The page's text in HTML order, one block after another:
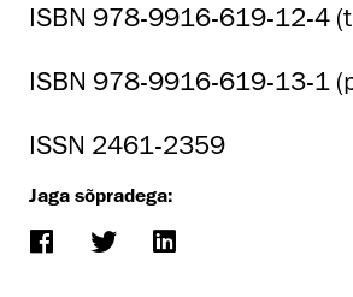
ISBN 978-9916-619-12-4
ISBN 978-9916-619-13-1
ISSN 2461-2359
Jaga sõpradega: